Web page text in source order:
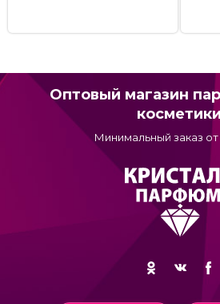
Оптовый магазин
косметики
Минимальный заказ от